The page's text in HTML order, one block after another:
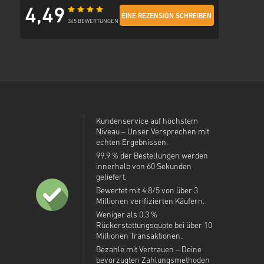
4,49 345 BEWERTUNGEN
EINE REZENSION SCHREIBEN
Kundenservice auf höchstem
Niveau – Unser Versprechen mit
echten Ergebnissen.
99,9 % der Bestellungen werden
innerhalb von 60 Sekunden
geliefert.
Bewertet mit 4,8/5 von über 3
Millionen verifizierten Käufern.
Weniger als 0,3 %
Rückerstattungsquote bei über 10
Millionen Transaktionen.
Bezahle mit Vertrauen – Deine
bevorzugten Zahlungsmethoden